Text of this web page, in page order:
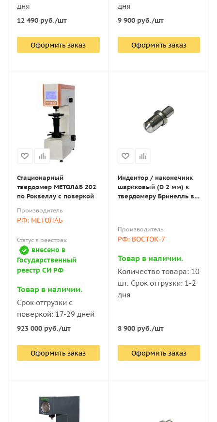
дня
12 490 руб./шт
Оформить заказ
дня
9 900руб./шт
Оформить заказ
Стационарный
твердомер МЕТОЛАБ 202
по Роквеллу с поверкой
Производитель
РФ: МЕТОЛАБ
Статус в реестрах
внесено в
Государственный
реестр СИ РФ
Товар в наличии.
Срок отгрузки с
поверкой: 17-29 дней
923 000 руб./шт
Оформить заказ
Индентор / наконечник
шариковый (D 2 мм) к
твердомеру Бринелль в
Производитель
РФ: ВОСТОК-7
Товар в наличии.
Количество товара: 10
шт. Срок отгрузки: 1-2
дня
8 900руб./шт
Оформить заказ